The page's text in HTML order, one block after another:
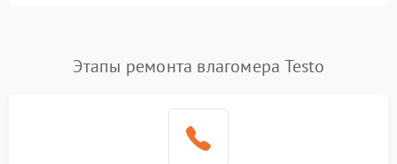
2500 ₽
Этапы ремонта влагомера Testo